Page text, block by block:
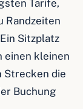
Tarife,
Randzeiten
Sitzplatz
einen kleinen
Strecken die
Buchung